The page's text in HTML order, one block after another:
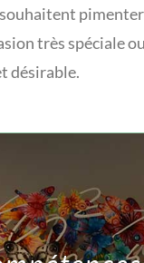
très spéciale
désirable.